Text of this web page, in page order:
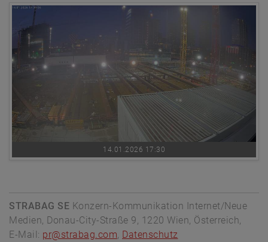
14.01.2026 17:30
STRABAG SE Konzern-Kommunikation Internet/Neue
Medien, Donau-City-Straße 9, 1220 Wien, Österreich,
E-Mail: pr@strabag.com, Datenschutz